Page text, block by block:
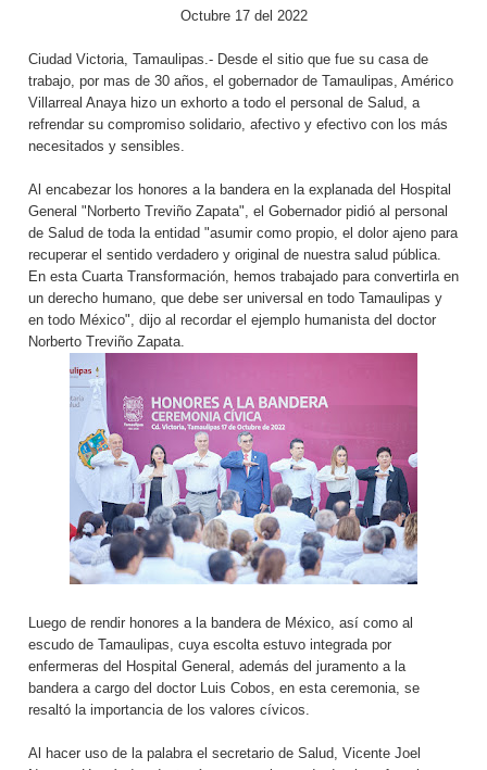
Octubre 17 del 2022
Ciudad Victoria, Tamaulipas.- Desde el sitio que fue su casa de
trabajo, por mas de 30 años, el gobernador de Tamaulipas, Américo
Villarreal Anaya hizo un exhorto a todo el personal de Salud, a
refrendar su compromiso solidario, afectivo y efectivo con los más
necesitados y sensibles.
Al encabezar los honores a la bandera en la explanada del Hospital
General "Norberto Treviño Zapata", el Gobernador pidió al personal
de Salud de toda la entidad "asumir como propio, el dolor ajeno para
recuperar el sentido verdadero y original de nuestra salud pública.
En esta Cuarta Transformación, hemos trabajado para convertirla en
un derecho humano, que debe ser universal en todo Tamaulipas y
en todo México", dijo al recordar el ejemplo humanista del doctor
Norberto Treviño Zapata.
Luego de rendir honores a la bandera de México, así como al
escudo de Tamaulipas, cuya escolta estuvo integrada por
enfermeras del Hospital General, además del juramento a la
bandera a cargo del doctor Luis Cobos, en esta ceremonia, se
resaltó la importancia de los valores cívicos.
Al hacer uso de la palabra el secretario de Salud, Vicente Joel